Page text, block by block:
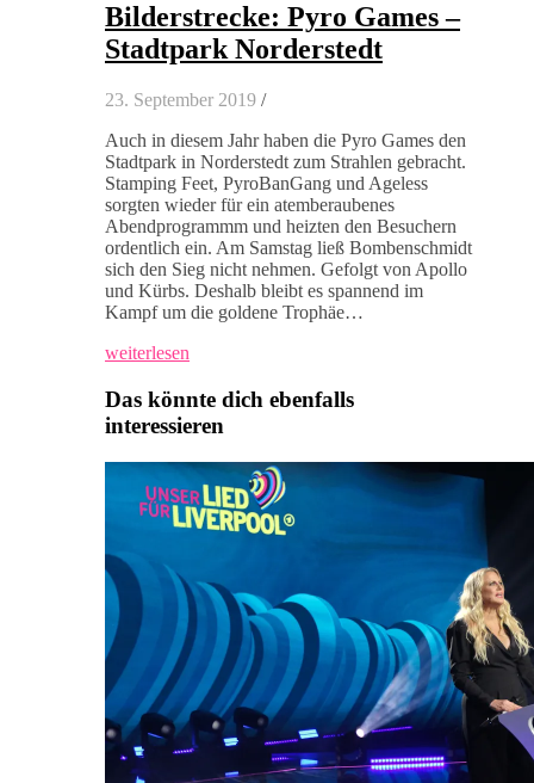
Bilderstrecke: Pyro Games –
Stadtpark Norderstedt
23. September 2019 /
Auch in diesem Jahr haben die Pyro Games den
Stadtpark in Norderstedt zum Strahlen gebracht.
Stamping Feet, PyroBanGang und Ageless
sorgten wieder für ein atemberaubenes
Abendprogrammm und heizten den Besuchern
ordentlich ein. Am Samstag ließ Bombenschmidt
sich den Sieg nicht nehmen. Gefolgt von Apollo
und Kürbs. Deshalb bleibt es spannend im
Kampf um die goldene Trophäe…
weiterlesen
Das könnte dich ebenfalls
interessieren